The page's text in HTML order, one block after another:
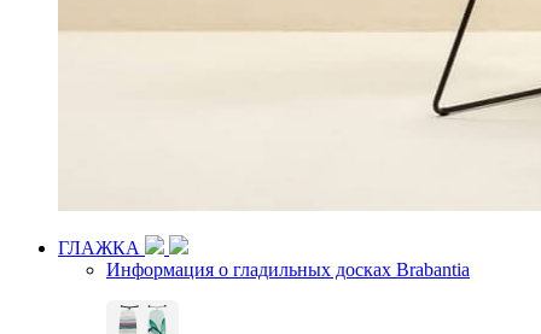
ГЛАЖКА
Информация о гладильных досках Brabantia